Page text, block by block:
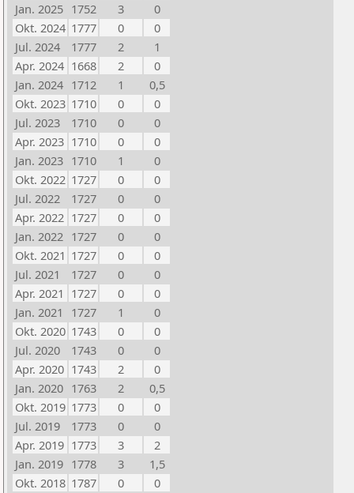
Jan. 2025 1752 3
0
Okt. 2024 1777 0
0
Jul. 2024
1777 2
1
Apr. 2024 1668 2
0
Jan. 2024 1712 1
0,5
Okt. 2023 1710 0
0
Jul. 2023
1710 0
0
Apr. 2023 1710 0
0
Jan. 2023 1710 1
0
Okt. 2022 1727 0
0
Jul. 2022
1727 0
0
Apr. 2022 1727 0
0
Jan. 2022 1727 0
0
Okt. 2021 1727 0
0
Jul. 2021
1727 0
0
Apr. 2021 1727 0
0
Jan. 2021
1727 1
0
Okt. 2020 1743 0
0
Jul. 2020
1743 0
0
Apr. 2020 1743 2
0
Jan. 2020 1763 2
0,5
Okt. 2019 1773 0
0
Jul. 2019
1773 0
0
Apr. 2019 1773 3
2
Jan. 2019 1778 3
1,5
Okt. 2018 1787 0
0